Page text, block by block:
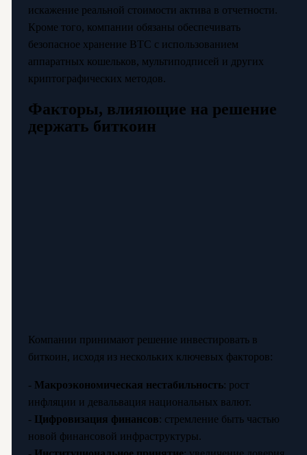
искажение реальной стоимости актива в отчетности.
Кроме того, компании обязаны обеспечивать
безопасное хранение BTC с использованием
аппаратных кошельков, мультиподписей и других
криптографических методов.
Факторы, влияющие на решение
держать биткоин
Компании принимают решение инвестировать в
биткоин, исходя из нескольких ключевых факторов:
- Макроэкономическая нестабильность: рост
инфляции и девальвация национальных валют.
- Цифровизация финансов: стремление быть частью
новой финансовой инфраструктуры.